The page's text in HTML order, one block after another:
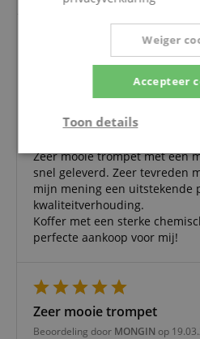
Goede aankoop in
Beoordeling doorBaudouinop
Deze beoordeling is automatisch
geverifieerde aankoop
Zeer mooie trompet met een
snel geleverd. Zeer tevreden
mijn mening een uitstekende
kwaliteitverhouding.
Koffer met een sterke
perfecte aankoop voor mij!
Zeer mooie trompet
Beoordeling door MONGIN op
Accepteer
Weiger
Toon details
Strikt
noodzakelijk
Functionaliteit